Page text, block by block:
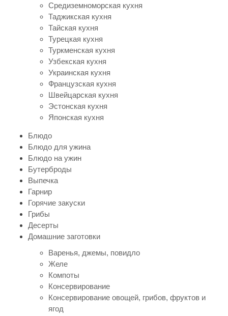
Средиземноморская кухня
Таджикская кухня
Тайская кухня
Турецкая кухня
Туркменская кухня
Узбекская кухня
Украинская кухня
Французская кухня
Швейцарская кухня
Эстонская кухня
Японская кухня
Блюдо
Блюдо для ужина
Блюдо на ужин
Бутерброды
Выпечка
Гарнир
Горячие закуски
Грибы
Десерты
Домашние заготовки
Варенья, джемы, повидло
Желе
Компоты
Консервирование
Консервирование овощей, грибов, фруктов и
ягод